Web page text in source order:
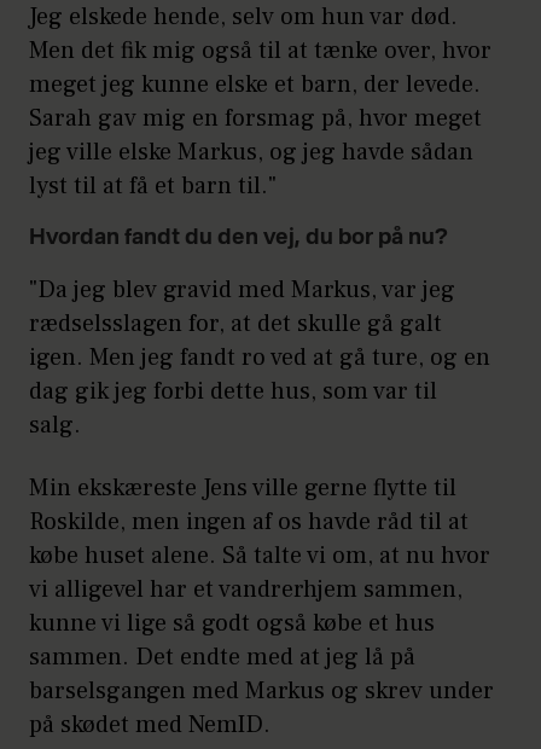
Jeg elskede hende, selv om hun var død.
Men det fik mig også til at tænke over, hvor
meget jeg kunne elske et barn, der levede.
Sarah gav mig en forsmag på, hvor meget
jeg ville elske Markus, og jeg havde sådan
lyst til at få et barn til."
Hvordan fandt du den vej, du bor på nu?
"Da jeg blev gravid med Markus, var jeg
rædselsslagen for, at det skulle gå galt
igen. Men jeg fandt ro ved at gå ture, og en
dag gik jeg forbi dette hus, som var til
salg.
Min ekskæreste Jens ville gerne flytte til
Roskilde, men ingen af os havde råd til at
købe huset alene. Så talte vi om, at nu hvor
vi alligevel har et vandrerhjem sammen,
kunne vi lige så godt også købe et hus
sammen. Det endte med at jeg lå på
barselsgangen med Markus og skrev under
på skødet med NemID.